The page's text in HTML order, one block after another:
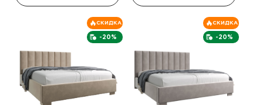
-20%
СКИДКА
-20%
СКИДКА